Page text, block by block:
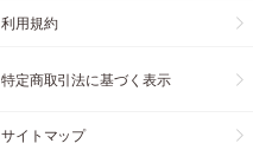
利用規約
特定商取引法に基づく表示
サイトマップ